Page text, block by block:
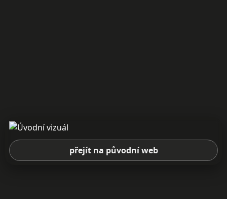
přejít na původní web